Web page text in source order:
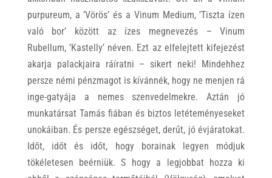
purpureum, a ’Vörös’ és a Vinum Medium, ’Tiszta ízen
való bor’ között az ízes megnevezés – Vinum
Rubellum, ’Kastelly’ néven. Ezt az elfelejtett kifejezést
akarja palackjaira ráíratni – sikert neki! Mindehhez
persze némi pénzmagot is kívánnék, hogy ne menjen rá
inge-gatyája a nemes szenvedelmekre. Aztán jó
munkatársat Tamás fiában és biztos letéteményeseket
unokáiban. És persze egészséget, derűt, jó évjáratokat.
Időt, időt és időt, hogy borainak legyen módjuk
tökéletesen beérniük. S hogy a legjobbat hozza ki